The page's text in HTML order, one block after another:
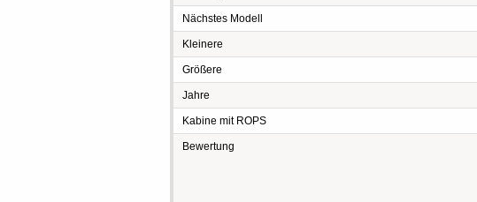
Nächstes Modell
Kleinere
Größere
Jahre
Kabine mit ROPS
Bewertung